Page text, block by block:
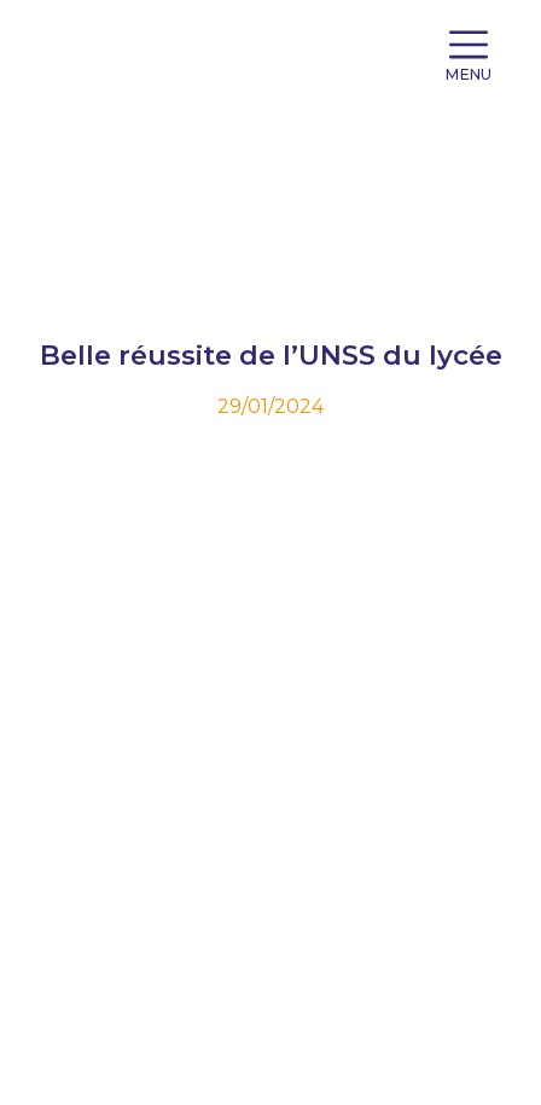
MENU
Belle réussite de l’UNSS du lycée
29/01/2024